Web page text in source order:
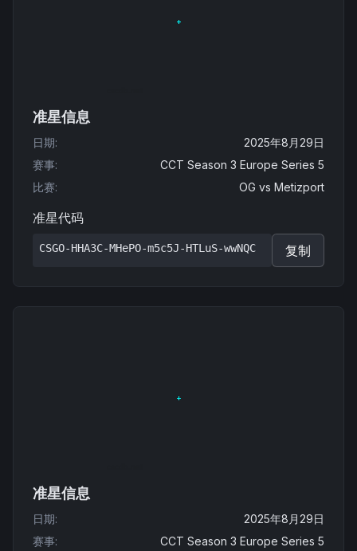
准星信息
日期:
2025年8月29日
赛事:
CCT Season 3 Europe Series 5
比赛: OG vs Metizport
准星代码
CSGO-HHA3C-MHePO-m5c5J-HTLuS-wwNQC 复制
准星信息
日期:
2025年8月29日
赛事: CCT Season 3 Europe Series 5